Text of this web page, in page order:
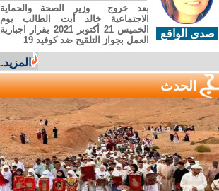
صدى الواقع
بعد خروج وزير الصحة والحماية
الاجتماعية خالد أبت الطالب يوم
الخميس 21 أكتوبر 2021 بقرار اجبارية
العمل بجواز التلقيح ضد كوفيد 19
المزيد...
الحدث